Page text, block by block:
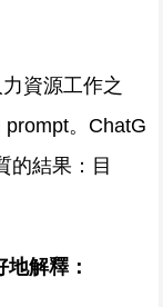
資源工作之
。ChatG
的結果：目
解釋：